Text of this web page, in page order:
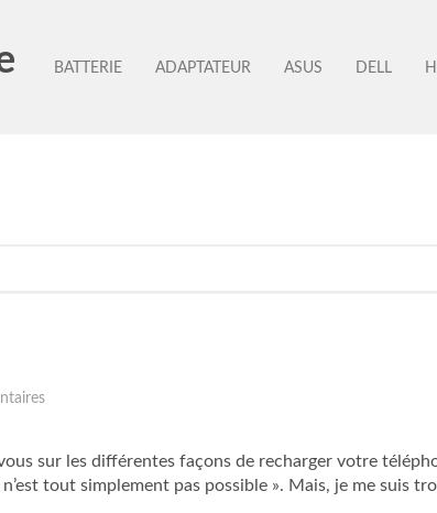
BATTERIE ADAPTATEUR ASUS DELL
sur les différentes façons de recharger votre
tout simplement pas possible ». Mais, je me suis